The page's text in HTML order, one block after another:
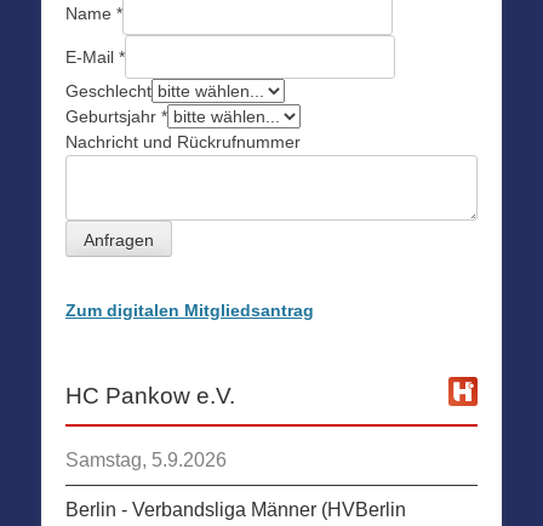
Name *
E-Mail *
Geschlecht
Geburtsjahr *
Nachricht und Rückrufnummer
Anfragen
Zum digitalen Mitgliedsantrag
HC Pankow e.V.
Samstag, 5.9.2026
Berlin - Verbandsliga Männer (HVBerlin